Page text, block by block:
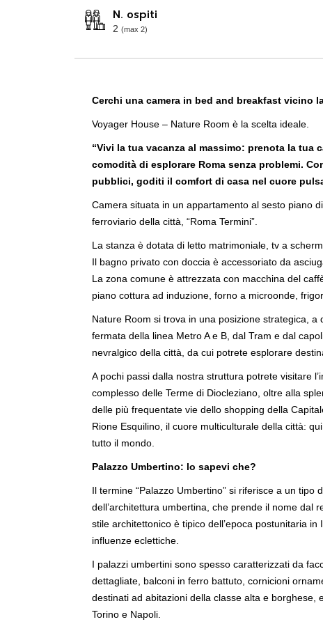
N. ospiti
2 (max 2)
Cerchi una camera in bed and breakfast vicino
Voyager House – Nature Room è la scelta ideale.
“Vivi la tua vacanza al massimo: prenota la tua
comodità di esplorare Roma senza problemi.
pubblici, goditi il comfort di casa nel cuore
Camera situata in un appartamento al sesto piano
ferroviario della città, “Roma Termini”.
La stanza è dotata di letto matrimoniale, tv a
Il bagno privato con doccia è accessoriato da
La zona comune è attrezzata con macchina del
piano cottura ad induzione, forno a microonde,
Nature Room si trova in una posizione strategica, a
fermata della linea Metro A e B, dal Tram e dal
nevralgico della città, da cui potrete esplorare
A pochi passi dalla nostra struttura potrete visitare
complesso delle Terme di Diocleziano, oltre alla
delle più frequentate vie dello shopping della
Rione Esquilino, il cuore multiculturale della città:
tutto il mondo.
Palazzo Umbertino: lo sapevi che?
Il termine “Palazzo Umbertino” si riferisce a un
dell’architettura umbertina, che prende il nome dal
stile architettonico è tipico dell’epoca postunitaria
influenze eclettiche.
I palazzi umbertini sono spesso caratterizzati da
dettagliate, balconi in ferro battuto, cornicioni
destinati ad abitazioni della classe alta e borghese,
Torino e Napoli.